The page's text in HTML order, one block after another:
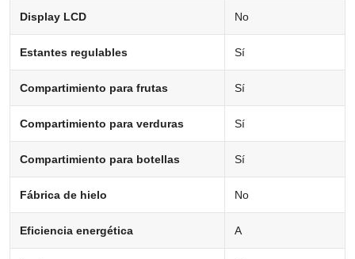
Display LCD No
Estantes regulables Sí
Compartimiento para frutas Sí
Compartimiento para verduras Sí
Compartimiento para botellas Sí
Fábrica de hielo No
Eficiencia energética A